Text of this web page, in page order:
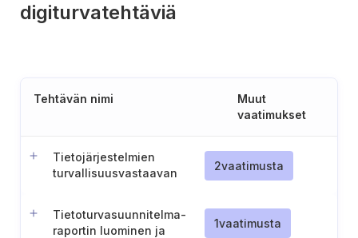
digiturvatehtäviä
Tehtävän nimi
Muut
vaatimukset
Tietojärjestelmien
turvallisuusvastaavan
2vaatimusta
Tietoturvasuunnitelma-
raportin luominen ja
1vaatimusta